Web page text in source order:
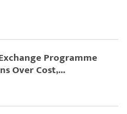
Programme
Over Cost,...